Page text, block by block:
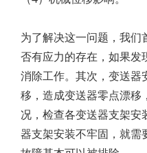
为了解决这一问题，我们
否有应力的存在，如果发
消除工作。其次，变送器
移，造成变送器零点漂移
况，检查各变送器支架安
器支架安装不牢固，就需